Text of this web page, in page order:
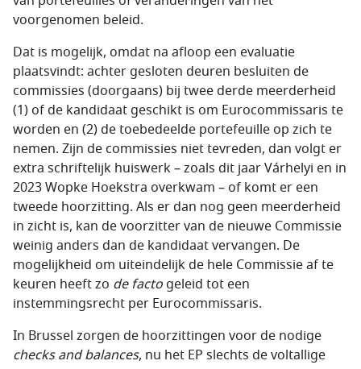
voorgenomen beleid.
Dat is mogelijk, omdat na afloop een evaluatie
plaatsvindt: achter gesloten deuren besluiten de
commissies (doorgaans) bij twee derde meerderheid
(1) of de kandidaat geschikt is om Eurocommissaris te
worden en (2) de toebedeelde portefeuille op zich te
nemen. Zijn de commissies niet tevreden, dan volgt er
extra schriftelijk huiswerk – zoals dit jaar Várhelyi en in
2023 Wopke Hoekstra overkwam – of komt er een
tweede hoorzitting. Als er dan nog geen meerderheid
in zicht is, kan de voorzitter van de nieuwe Commissie
weinig anders dan de kandidaat vervangen. De
mogelijkheid om uiteindelijk de hele Commissie af te
keuren heeft zo de facto geleid tot een
instemmingsrecht per Eurocommissaris.
In Brussel zorgen de hoorzittingen voor de nodige
checks and balances, nu het EP slechts de voltallige